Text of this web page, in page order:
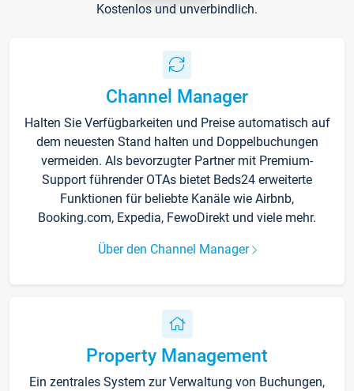
Kostenlos und unverbindlich.
Channel Manager
Halten Sie Verfügbarkeiten und Preise automatisch auf
dem neuesten Stand halten und Doppelbuchungen
vermeiden. Als bevorzugter Partner mit Premium-
Support führender OTAs bietet Beds24 erweiterte
Funktionen für beliebte Kanäle wie Airbnb,
Booking.com, Expedia, FewoDirekt und viele mehr.
Über den Channel Manager
Property Management
Ein zentrales System zur Verwaltung von Buchungen,